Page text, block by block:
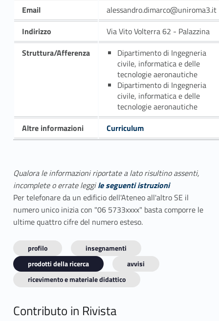
Email
alessandro.dimarco@uniroma3.it
Indirizzo
Via Vito Volterra 62 - Palazzina
Struttura/Afferenza
Dipartimento di Ingegneria
civile, informatica e delle
tecnologie aeronautiche
Dipartimento di Ingegneria
civile, informatica e delle
tecnologie aeronautiche
Altre informazioni
Curriculum
Qualora le informazioni riportate a lato risultino assenti,
incomplete o errate leggile seguenti istruzioni
Per telefonare da un edificio dell'Ateneo all'altro SE il
numero unico inizia con "06 5733xxxx" basta comporre le
ultime quattro cifre del numero esteso.
profilo
insegnamenti
prodotti della ricerca
avvisi
ricevimento e materiale didattico
Contributo in Rivista